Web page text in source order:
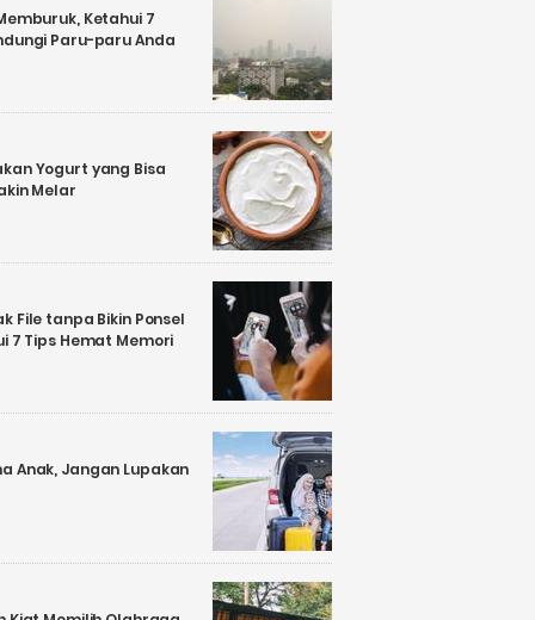
Ketahui 7
Paru-paru Anda
Yogurt yang Bisa
Melar
File tanpa Bikin Ponsel
7 Tips Hemat Memori
Anak, Jangan Lupakan